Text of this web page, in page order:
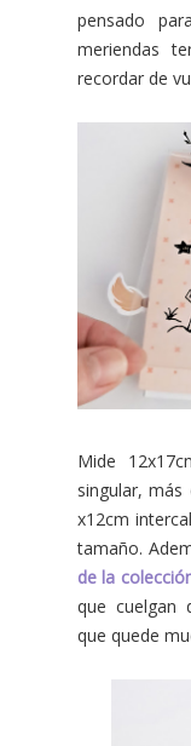
pensado
meriendas
recordar de
Mide
singular,
x12cm
tamaño.
de la
que cuelgan
que quede